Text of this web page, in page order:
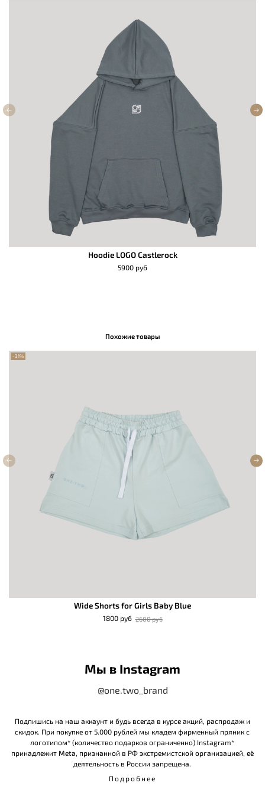
Hoodie LOGO Castlerock
5900 руб
Похожие товары
-31%
Wide Shorts for Girls Baby Blue
1800 руб 2600 руб
Мы в Instagram
@one.two_brand
Подпишись на наш аккаунт и будь всегда в курсе акций, распродаж и
скидок. При покупке от 5.000 рублей мы кладем фирменный пряник с
логотипом* (количество подарков ограниченно) Instagram*
принадлежит Meta, признанной в РФ экстремистской организацией, её
деятельность в России запрещена.
Подробнее